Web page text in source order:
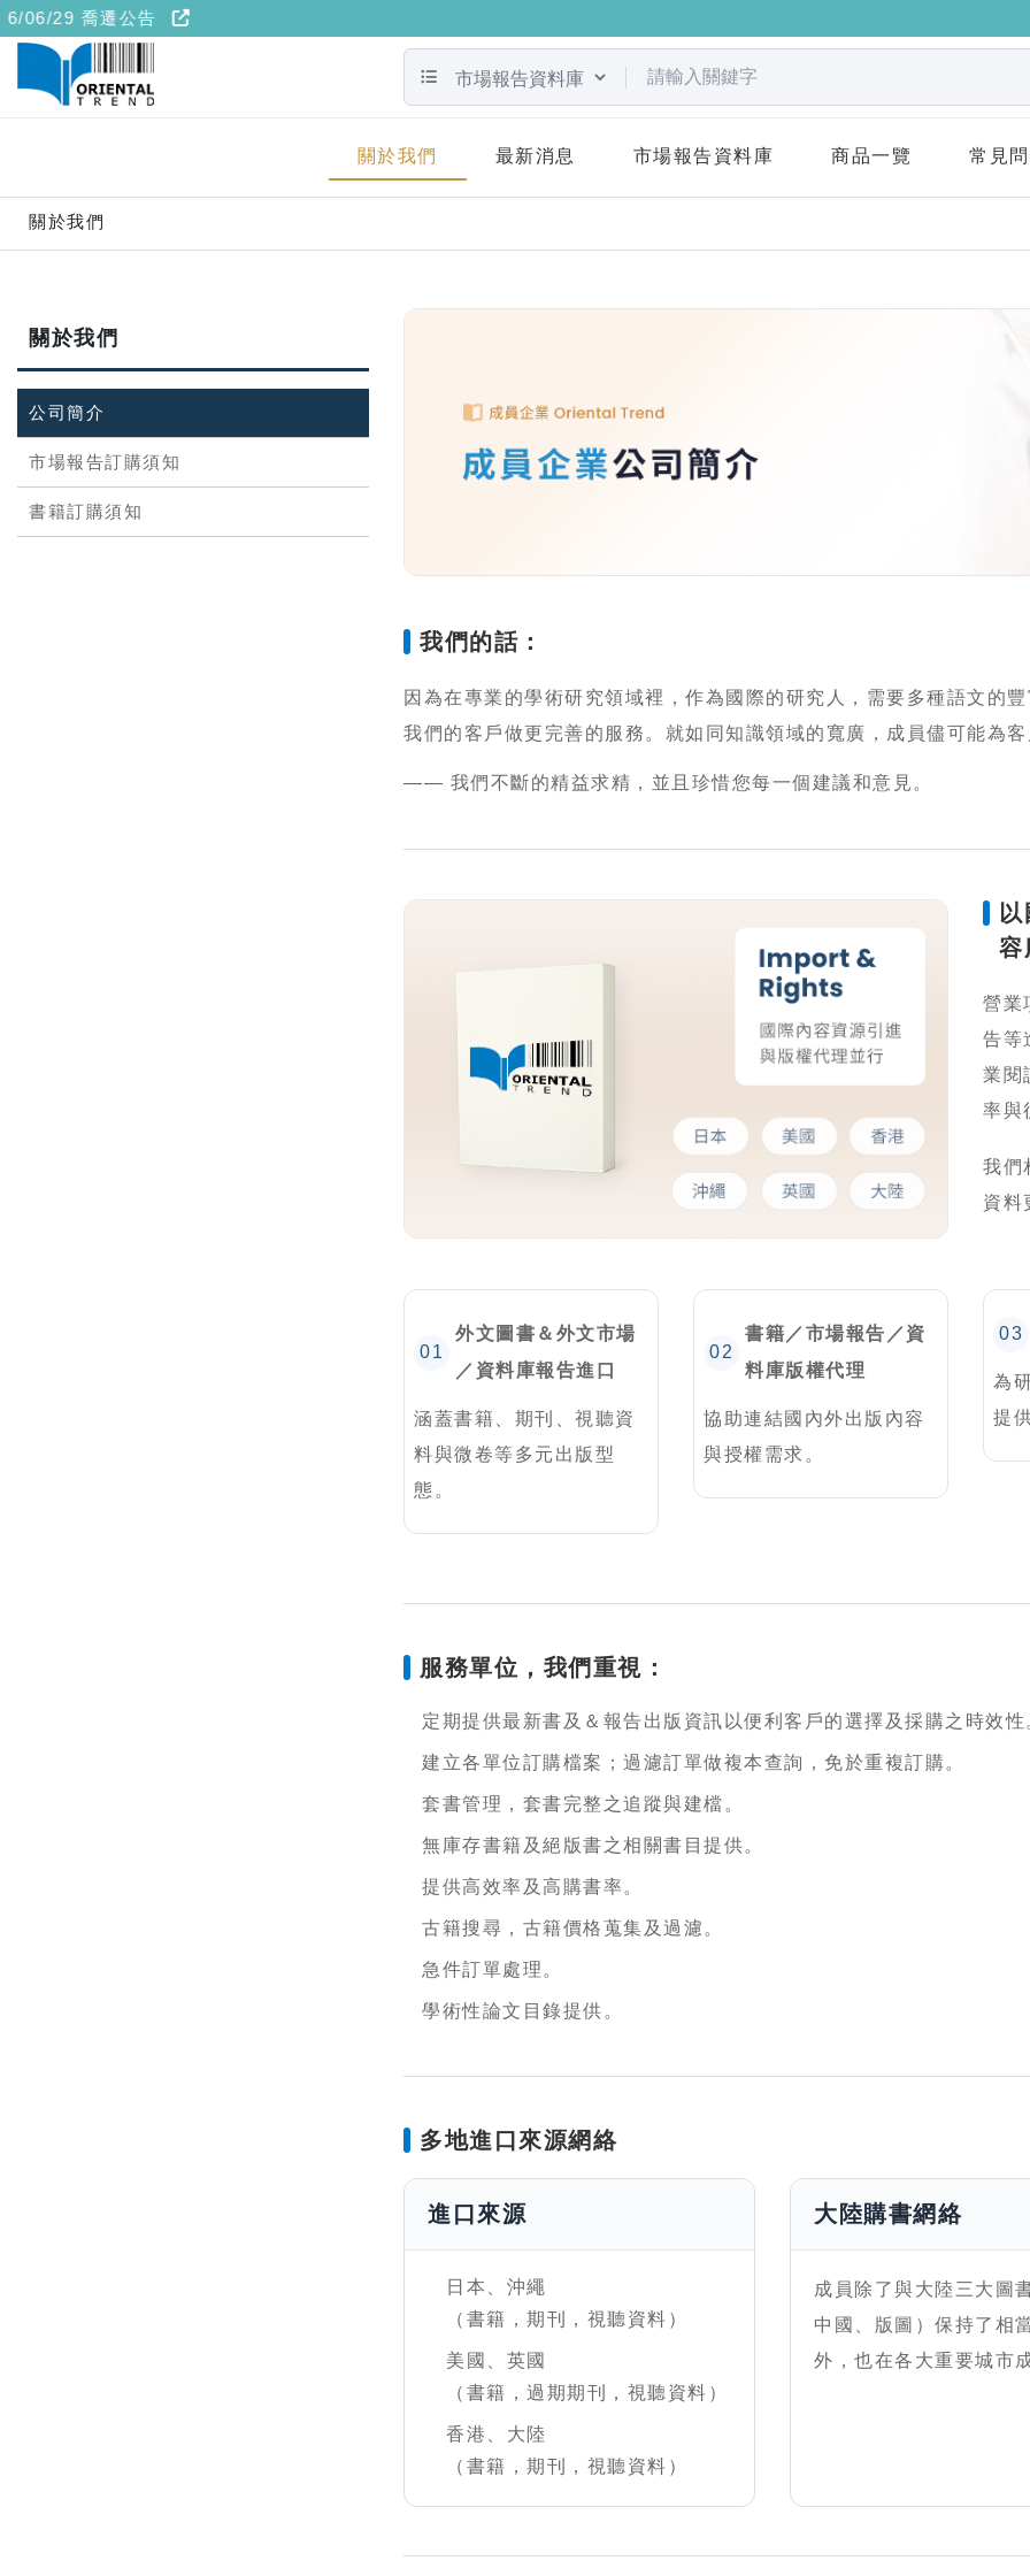
公告
搜尋分類 關鍵字
關於我們 最新消息 市場報告資料庫 商品一覽 常見
關於我們
關於我們
公司簡介
市場報告訂購須知
書籍訂購須知
我們的話：
因為在專業的學術研究領域裡，作為國際的研究人，需要多種語文的
我們的客戶做更完善的服務。就如同知識領域的寬廣，成員儘可能為
—— 我們不斷的精益求精，並且珍惜您每一個建議和意見。
容
營業
告等
業閱
率與
我們
資料
01
外文圖書＆外文市場
／資料庫報告進口
涵蓋書籍、期刊、視聽資
料與微卷等多元出版型
態。
02
書籍／市場報告／資
料庫版權代理
協助連結國內外出版內容
與授權需求。
03
為
提
服務單位，我們重視：
定期提供最新書及＆報告出版資訊以便利客戶的選擇及採購之時效性
建立各單位訂購檔案；過濾訂單做複本查詢，免於重複訂購。
套書管理，套書完整之追蹤與建檔。
無庫存書籍及絕版書之相關書目提供。
提供高效率及高購書率。
古籍搜尋，古籍價格蒐集及過濾。
急件訂單處理。
學術性論文目錄提供。
多地進口來源網絡
進口來源
日本、沖繩
（書籍，期刊，視聽資料）
美國、英國
（書籍，過期期刊，視聽資料）
香港、大陸
（書籍，期刊，視聽資料）
大陸購書網絡
成員除了與大陸三大圖
中國、版圖）保持了相
外，也在各大重要城市